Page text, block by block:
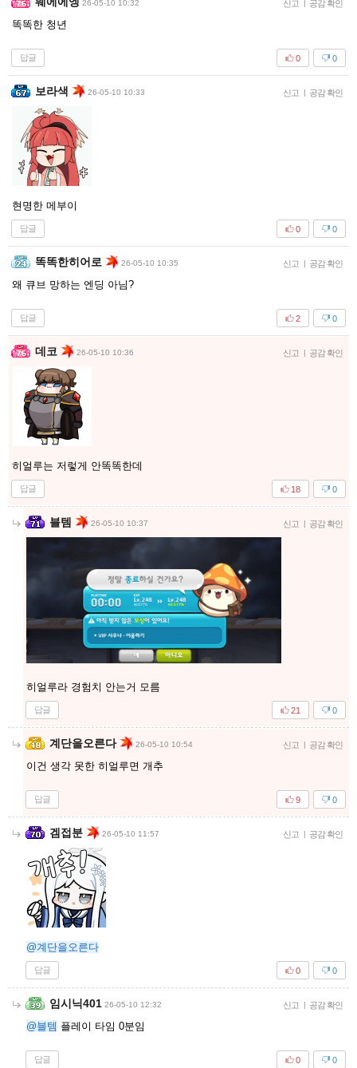
26-05-10 10:32 신고 | 공감 확인
똑똑한 청년
답글 0
0
보라색 26-05-10 10:33 신고 | 공감 확인
현명한 메부이
답글 0
0
똑똑한히어로 26-05-10 10:35 신고 | 공감 확인
왜 큐브 망하는 엔딩 아님?
답글 0
2
데코 26-05-10 10:36 신고 | 공감 확인
히얼루는 저렇게 안똑똑한데
답글 0
18
블템 26-05-10 10:37 신고 | 공감 확인
히얼루라 경험치 안는거 모름
답글 0
21
계단을오른다 26-05-10 10:54 신고 공감 확인
이건 생각 못한 히얼루면 개추
답글 0
9
겜접분 26-05-10 11:57 신고 공감 확인
@계단을오른다
답글 0
0
임시닉401 26-05-10 12:32 신고 공감 확인
@블템 플레이 타임 0분임
답글 0
0